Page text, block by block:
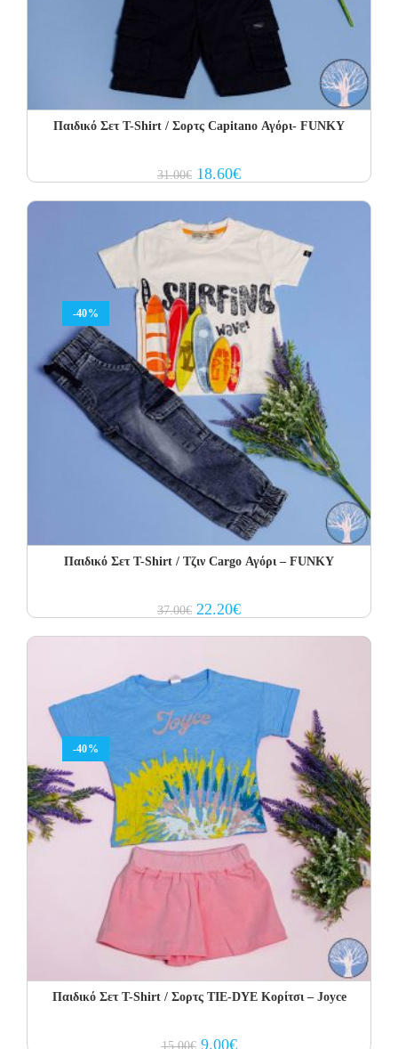
Παιδικό Σετ Τ-Shirt / Σορτς Capitano Αγόρι- FUNKY
31.00€ Original
price
18.60€Current
price
-40%
Παιδικό Σετ Τ-Shirt / Τζιν Cargo Αγόρι – FUNKY
37.00€ Original
price
22.20€Current
price
-40%
Παιδικό Σετ Τ-Shirt / Σορτς TIE-DYE Κορίτσι – Joyce
15.00€ Original
9.00€Current